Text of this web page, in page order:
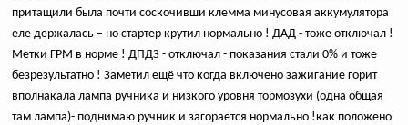
притащили была почти соскочивши клемма минусовая аккумулятора
еле держалась – но стартер крутил нормально ! ДАД - тоже отключал !
Метки ГРМ в норме ! ДПДЗ - отключал - показания стали 0% и тоже
безрезультатно ! Заметил ещё что когда включено зажигание горит
вполнакала лампа ручника и низкого уровня тормозухи (одна общая
там лампа)- поднимаю ручник и загорается нормально !как положено